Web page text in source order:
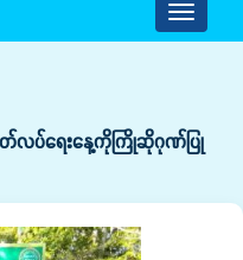
Toggle
တ်လပ်ရေးနေ့ကိုကြိုဆိုဂုဏ်ပြု